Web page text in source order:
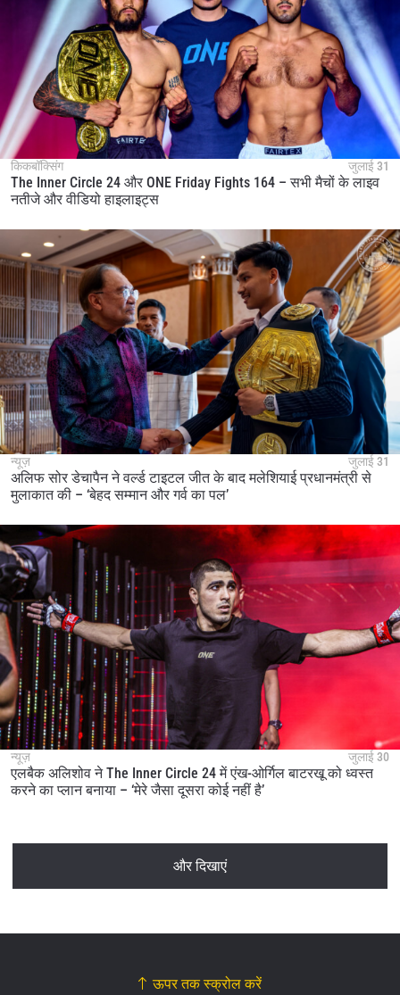
किकबॉक्सिंग जुलाई 31
The Inner Circle 24 और ONE Friday Fights 164 – सभी मैचों के लाइव
नतीजे और वीडियो हाइलाइट्स
न्यूज़ जुलाई 31
अलिफ सोर डेचापैन ने वर्ल्ड टाइटल जीत के बाद मलेशियाई प्रधानमंत्री से
मुलाकात की – ‘बेहद सम्मान और गर्व का पल’
न्यूज़ जुलाई 30
एलबैक अलिशोव ने The Inner Circle 24 में एंख-ओर्गिल बाटरखू को ध्वस्त
करने का प्लान बनाया – ‘मेरे जैसा दूसरा कोई नहीं है’
और दिखाएं
ऊपर तक स्क्रोल करें